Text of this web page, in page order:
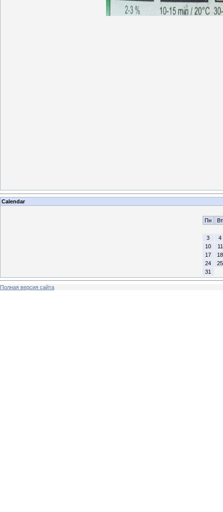
Calendar
Пн
Вт
3
4
10
11
17
18
24
25
31
Полная версия сайта